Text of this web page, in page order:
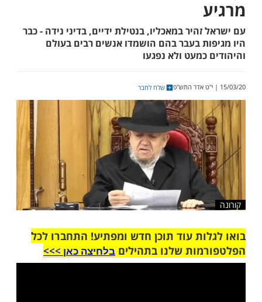
הרב מאיר מזוז במסר
בעבר בהם הושמדו אנשים רבים בעולם
כמעט ולא נפגעו
שלח לחבר